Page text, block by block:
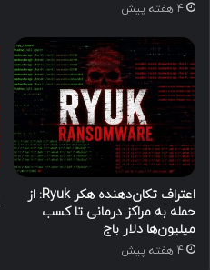
4 هفته پیش
اعتراف تکان‌دهنده هکر Ryuk: از
حمله به مراکز درمانی تا کسب
میلیون‌ها دلار باج
4 هفته پیش